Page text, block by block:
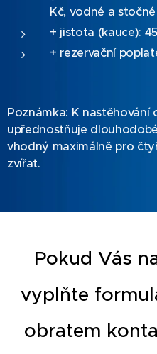
Kč, vodné a
+ jistota (kauce):
+ rezervační
Poznámka: K nastěhování
upřednostňuje
vhodný maximálně pro
zvířat.
Pokud Vás
vyplňte
obratem